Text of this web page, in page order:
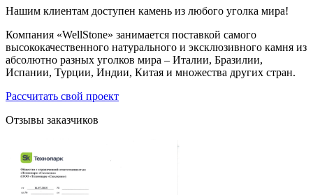
Нашим клиентам доступен камень из любого уголка мира!
Компания «WellStone» занимается поставкой самого
высококачественного натурального и эксклюзивного камня из
абсолютно разных уголков мира – Италии, Бразилии,
Испании, Турции, Индии, Китая и множества других стран.
Рассчитать свой проект
Отзывы заказчиков